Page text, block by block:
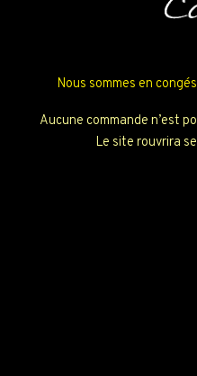
Nous sommes en
Aucune commande n’est
Le site rouvrira